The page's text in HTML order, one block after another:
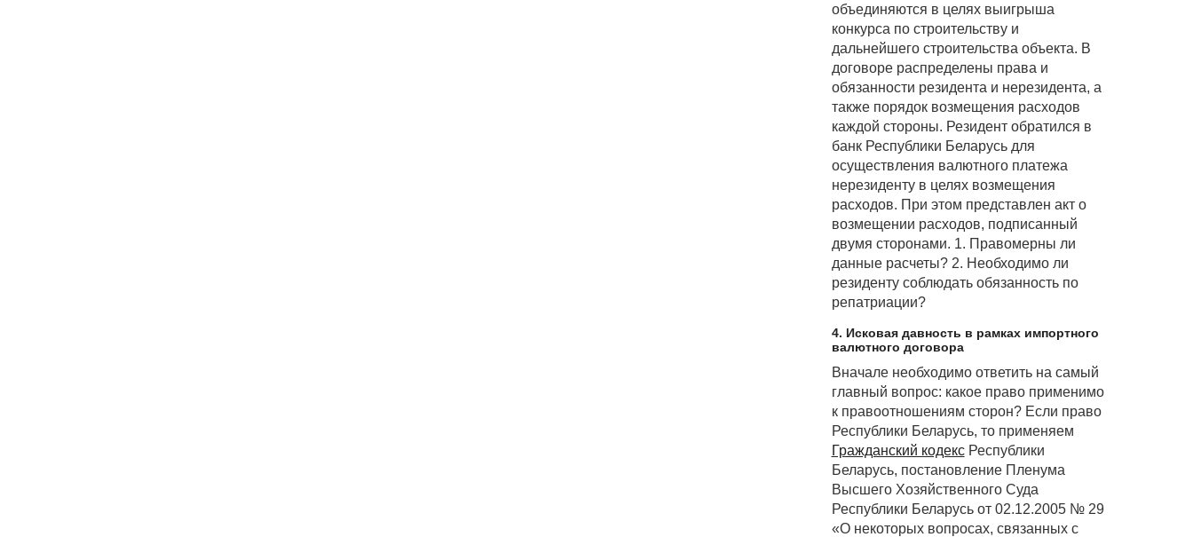
объединяются в целях выигрыша
конкурса по строительству и
дальнейшего строительства объекта. В
договоре распределены права и
обязанности резидента и нерезидента, а
также порядок возмещения расходов
каждой стороны. Резидент обратился в
банк Республики Беларусь для
осуществления валютного платежа
нерезиденту в целях возмещения
расходов. При этом представлен акт о
возмещении расходов, подписанный
двумя сторонами. 1. Правомерны ли
данные расчеты? 2. Необходимо ли
резиденту соблюдать обязанность по
репатриации?
4. Исковая давность в рамках импортного
валютного договора
Вначале необходимо ответить на самый
главный вопрос: какое право применимо
к правоотношениям сторон? Если право
Республики Беларусь, то применяем
Гражданский кодексРеспублики
Беларусь, постановление Пленума
Высшего Хозяйственного Суда
Республики Беларусь от 02.12.2005 № 29
«О некоторых вопросах, связанных с